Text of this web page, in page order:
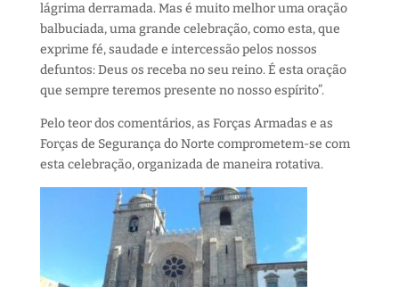
lágrima derramada. Mas é muito melhor uma oração
balbuciada, uma grande celebração, como esta, que
exprime fé, saudade e intercessão pelos nossos
defuntos: Deus os receba no seu reino. É esta oração
que sempre teremos presente no nosso espírito”.
Pelo teor dos comentários, as Forças Armadas e as
Forças de Segurança do Norte comprometem-se com
esta celebração, organizada de maneira rotativa.